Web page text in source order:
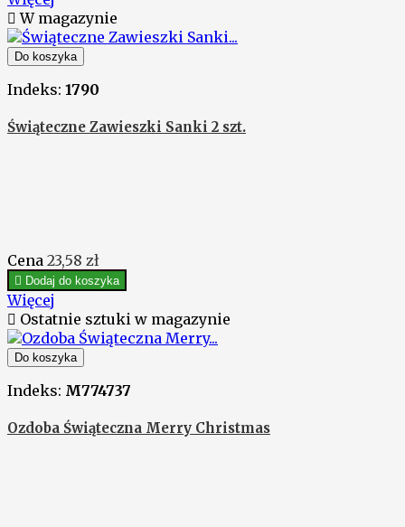
 W magazynie
Do koszyka
Indeks: 1790
Świąteczne Zawieszki Sanki 2 szt.
Cena 23,58 zł
 Dodaj do koszyka
Więcej
 Ostatnie sztuki w magazynie
Do koszyka
Indeks: M774737
Ozdoba Świąteczna Merry Christmas